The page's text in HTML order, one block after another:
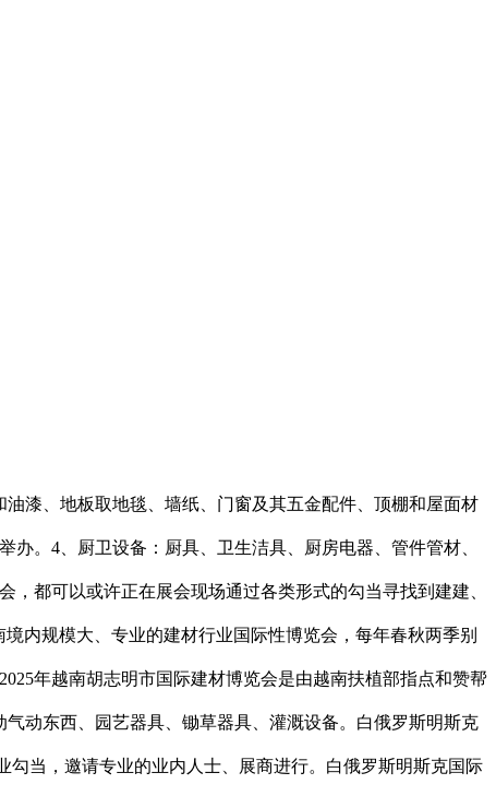
漆、地板取地毯、墙纸、门窗及其五金配件、顶棚和屋面材
。4、厨卫设备：厨具、卫生洁具、厨房电器、管件管材、
都可以或许正在展会现场通过各类形式的勾当寻找到建建、
内规模大、专业的建材行业国际性博览会，每年春秋两季别
年越南胡志明市国际建材博览会是由越南扶植部指点和赞帮
动东西、园艺器具、锄草器具、灌溉设备。白俄罗斯明斯克
勾当，邀请专业的业内人士、展商进行。白俄罗斯明斯克国际